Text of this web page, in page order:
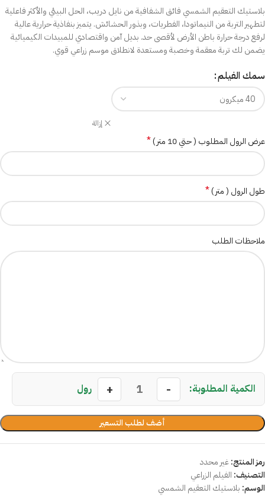
بلاستيك التعقيم الشمسي فائق الشفافية من نايل دريب، الحل البيئي والأكثر فاعلية
لتطهير التربة من النيماتودا، الفطريات، وبذور الحشائش. يتميز بنفاذية حرارية عالية
لرفع درجة حرارة باطن الأرض لأقصى حد. بديل آمن واقتصادي للمبيدات الكيميائية
يضمن لك تربة معقمة وخصبة ومستعدة لانطلاق موسم زراعي قوي.
سمك الفيلم
إزالة
عرض الرول المطلوب ( حتي 10 متر ) *
طول الرول ( متر )*
ملاحظات الطلب
رول
أضف لطلب التسعير
رمز المنتج:غير محدد
التصنيف: الفيلم الزراعي
الوسم: بلاستيك التعقيم الشمسي